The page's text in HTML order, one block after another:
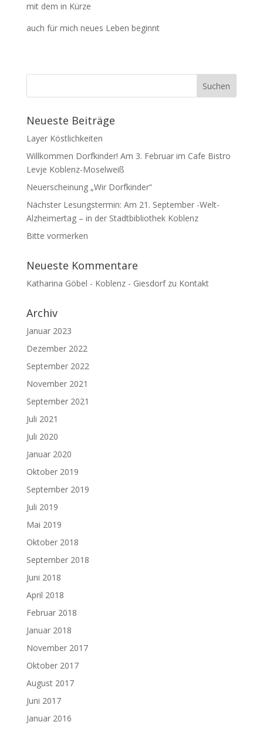
mit dem in Kürze
auch für mich neues Leben beginnt
Neueste Beiträge
Layer Köstlichkeiten
Willkommen Dorfkinder! Am 3. Februar im Cafe Bistro
Levje Koblenz-Moselweiß
Neuerscheinung „Wir Dorfkinder“
Nächster Lesungstermin: Am 21. September -Welt-
Alzheimertag – in der Stadtbibliothek Koblenz
Bitte vormerken
Neueste Kommentare
Katharina Göbel - Koblenz - Giesdorfzu Kontakt
Archiv
Januar 2023
Dezember 2022
September 2022
November 2021
September 2021
Juli 2021
Juli 2020
Januar 2020
Oktober 2019
September 2019
Juli 2019
Mai 2019
Oktober 2018
September 2018
Juni 2018
April 2018
Februar 2018
Januar 2018
November 2017
Oktober 2017
August 2017
Juni 2017
Januar 2016